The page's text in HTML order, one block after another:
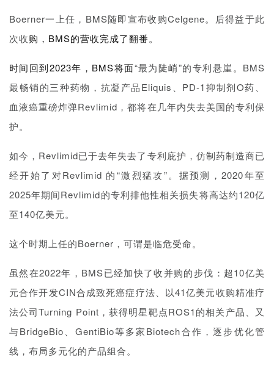
精
彩
动
B
投
资
平
台
时
学
A
l
l
登录 注册
Boerner一上任，BMS随即宣布收购Celgene。
后得益于此
次收购，BMS的营收完成了翻番。
时间回到2023年，BMS将面“最为陡峭”的专利悬崖。BMS
最畅销的三种药物， 抗凝产品Eliquis、PD-1抑制剂O药、
血液癌重磅炸弹Revlimid，都将在几年内失去美国的专利保
护。
如今， Revlimid已于去年失去了专利庇护， 仿制药制造商已
经开始了对Revlimid 的“激烈猛攻”。 据预测，2020年至
2025年期间Revlimid的专利排他性相关损失将高达约120亿
至140亿美元。
这个时期上任的Boerner，可谓是临危受命。
虽然在2022年，BMS已经加快了收并购的步伐： 超10亿美
元合作开发CIN合成致死癌症疗法、 以41亿美元收购精准疗
法公司Turning Point，获得明星靶点ROS1的相关产品、又
与BridgeBio、 GentiBio等多家Biotech合作，逐步优化管
线，布局多元化的产品组合。